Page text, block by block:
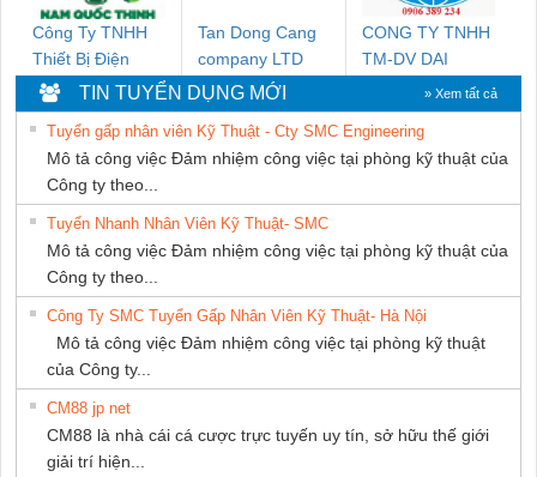
Công Ty TNHH
Thiết Bị Điện
Nam Quốc Thịnh
Tan Dong Cang
company LTD
CONG TY TNHH
TM-DV DAI
DONG THANH
TIN TUYỂN DỤNG MỚI » Xem tất cả
Tuyển gấp nhân viên Kỹ Thuật - Cty SMC Engineering
Mô tả công việc Đảm nhiệm công việc tại phòng kỹ thuật của
Công ty theo...
Tuyển Nhanh Nhân Viên Kỹ Thuật- SMC
Mô tả công việc Đảm nhiệm công việc tại phòng kỹ thuật của
Công ty theo...
Công Ty SMC Tuyển Gấp Nhân Viên Kỹ Thuật- Hà Nội
Mô tả công việc Đảm nhiệm công việc tại phòng kỹ thuật
của Công ty...
CM88 jp net
CM88 là nhà cái cá cược trực tuyến uy tín, sở hữu thế giới
giải trí hiện...